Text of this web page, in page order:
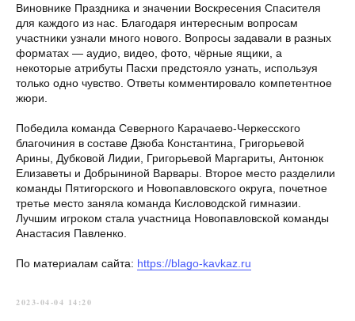
Виновнике Праздника и значении Воскресения Спасителя
для каждого из нас. Благодаря интересным вопросам
участники узнали много нового. Вопросы задавали в разных
форматах — аудио, видео, фото, чёрные ящики, а
некоторые атрибуты Пасхи предстояло узнать, используя
только одно чувство. Ответы комментировало компетентное
жюри.
Победила команда Северного Карачаево-Черкесского
благочиния в составе Дзюба Константина, Григорьевой
Арины, Дубковой Лидии, Григорьевой Маргариты, Антонюк
Елизаветы и Добрыниной Варвары. Второе место разделили
команды Пятигорского и Новопавловского округа, почетное
третье место заняла команда Кисловодской гимназии.
Лучшим игроком стала участница Новопавловской команды
Анастасия Павленко.
По материалам сайта: https://blago-kavkaz.ru
2023-04-04 14:20